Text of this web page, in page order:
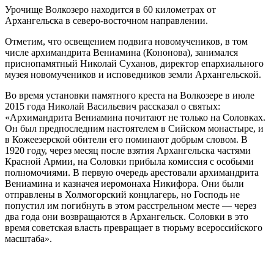
Урочище Волкозеро находится в 60 километрах от
Архангельска в северо-восточном направлении.
Отметим, что освещением подвига новомучеников, в том
числе архимандрита Вениамина (Кононова), занимался
приснопамятный Николай Суханов, директор епархиального
музея новомучеников и исповедников земли Архангельской.
Во время установки памятного креста на Волкозере в июле
2015 года Николай Васильевич рассказал о святых:
«Архимандрита Вениамина почитают не только на Соловках.
Он был предпоследним настоятелем в Сийском монастыре, и
в Кожеезерской обители его поминают добрым словом. В
1920 году, через месяц после взятия Архангельска частями
Красной Армии, на Соловки прибыла комиссия с особыми
полномочиями. В первую очередь арестовали архимандрита
Вениамина и казначея иеромонаха Никифора. Они были
отправлены в Холмогорский концлагерь, но Господь не
попустил им погибнуть в этом расстрельном месте — через
два года они возвращаются в Архангельск. Соловки в это
время советская власть превращает в тюрьму всероссийского
масштаба».